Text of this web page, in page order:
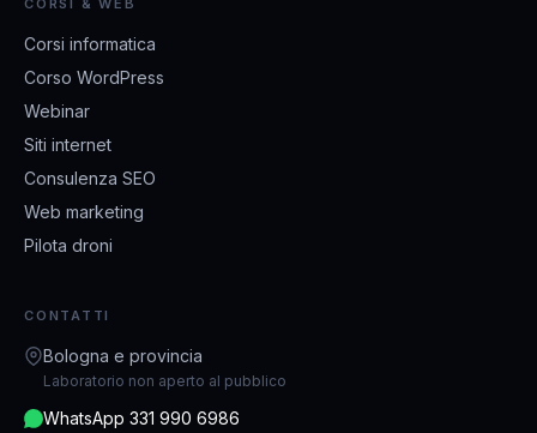
CORSI & WEB
Corsi informatica
Corso WordPress
Webinar
Siti internet
Consulenza SEO
Web marketing
Pilota droni
CONTATTI
Bologna e provincia
Laboratorio non aperto al pubblico
WhatsApp 331 990 6986